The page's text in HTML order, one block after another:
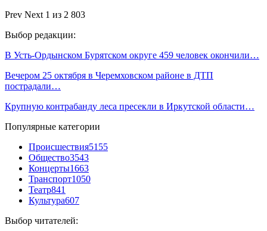
Prev Next 1 из 2 803
Выбор редакции:
В Усть-Ордынском Бурятском округе 459 человек окончили…
Вечером 25 октября в Черемховском районе в ДТП
пострадали…
Крупную контрабанду леса пресекли в Иркутской области…
Популярные категории
Происшествия5155
Общество3543
Концерты1663
Транспорт1050
Театр841
Культура607
Выбор читателей: